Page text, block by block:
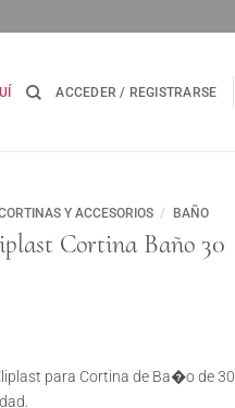
ACCEDER / REGISTRARSE
Y ACCESORIOS / BAÑO
Cortina Baño 30
para Cortina de Ba�o de 30